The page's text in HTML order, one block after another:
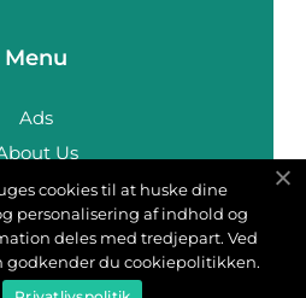
Menu
Ads
Us
Cookies
Contact
cookies til at huske dine
personalisering af indhold og
deles med tredjepart. Ved
godkender du cookiepolitikken.